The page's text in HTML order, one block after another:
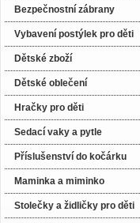
Bezpečnostní zábrany
Vybavení postýlek pro děti
Dětské zboží
Dětské oblečení
Hračky pro děti
Sedací vaky a pytle
Příslušenství do kočárku
Maminka a miminko
Stolečky a židličky pro děti